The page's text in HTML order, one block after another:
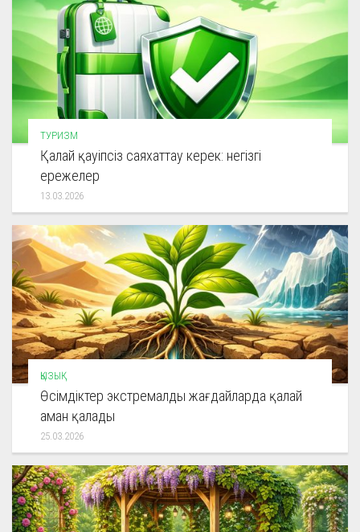
ТУРИЗМ
Қалай қауіпсіз саяхаттау керек: негізгі
ережелер
13.03.2026
ҚЫЗЫҚ
Өсімдіктер экстремалды жағдайларда қалай
аман қалады
25.03.2026